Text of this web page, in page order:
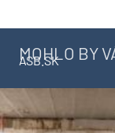
MOHLO BY
ASB.SK